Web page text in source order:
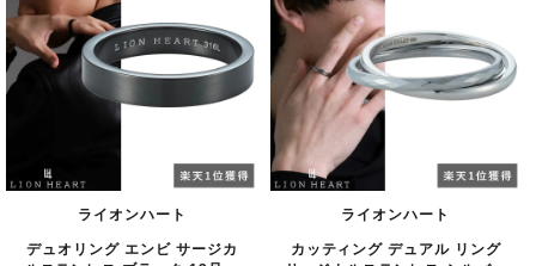
ライオンハート
デュオリング エンビ サージカ
ライオンハート
カッティング デュアル リング